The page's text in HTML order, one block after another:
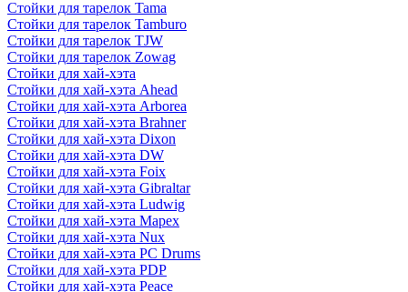
Стойки для тарелок Tama
Стойки для тарелок Tamburo
Стойки для тарелок TJW
Стойки для тарелок Zowag
Стойки для хай-хэта
Стойки для хай-хэта Ahead
Стойки для хай-хэта Arborea
Стойки для хай-хэта Brahner
Стойки для хай-хэта Dixon
Стойки для хай-хэта DW
Стойки для хай-хэта Foix
Стойки для хай-хэта Gibraltar
Стойки для хай-хэта Ludwig
Стойки для хай-хэта Mapex
Стойки для хай-хэта Nux
Стойки для хай-хэта PC Drums
Стойки для хай-хэта PDP
Стойки для хай-хэта Peace